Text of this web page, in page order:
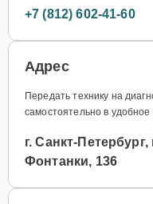
+7 (812) 602-41-60
Адрес
Передать технику на
самостоятельно в удобное
г. Санкт-
Фонтанки, 136